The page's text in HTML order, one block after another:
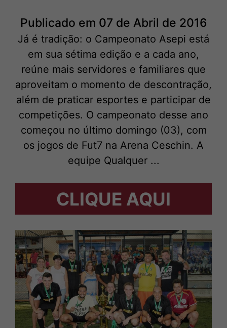
Publicado em 07 de Abril de 2016
Já é tradição: o Campeonato Asepi está
em sua sétima edição e a cada ano,
reúne mais servidores e familiares que
aproveitam o momento de descontração,
além de praticar esportes e participar de
competições. O campeonato desse ano
começou no último domingo (03), com
os jogos de Fut7 na Arena Ceschin. A
equipe Qualquer ...
CLIQUE AQUI